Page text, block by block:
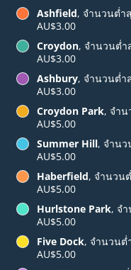
Ashfield, จำนวนต่ำ
AU$3.00
Croydon, จำนวนต่ำ
AU$3.00
Ashbury, จำนวนต่ำ
AU$3.00
Croydon Park, จำน
AU$5.00
Summer Hill, จำนว
AU$5.00
Haberfield, จำนวน
AU$5.00
Hurlstone Park, จ
AU$5.00
Five Dock, จำนวนต่
AU$5.00